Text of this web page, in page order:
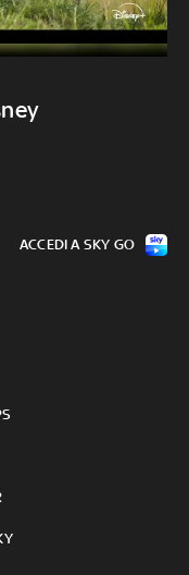
ACCEDI A SKY GO